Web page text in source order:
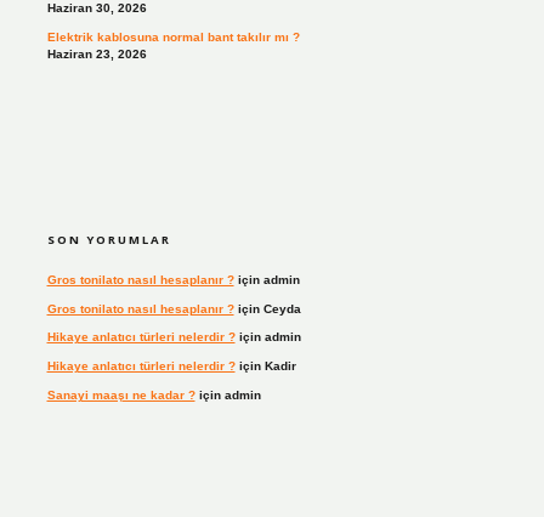
Haziran 30, 2026
Elektrik kablosuna normal bant takılır mı ?
Haziran 23, 2026
SON YORUMLAR
Gros tonilato nasıl hesaplanır ?için admin
Gros tonilato nasıl hesaplanır ?için Ceyda
Hikaye anlatıcı türleri nelerdir ?için admin
Hikaye anlatıcı türleri nelerdir ?için Kadir
Sanayi maaşı ne kadar ?için admin